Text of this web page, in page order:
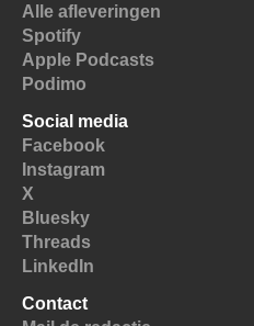
Alle afleveringen
Spotify
Apple Podcasts
Podimo
Social media
Facebook
Instagram
X
Bluesky
Threads
LinkedIn
Contact